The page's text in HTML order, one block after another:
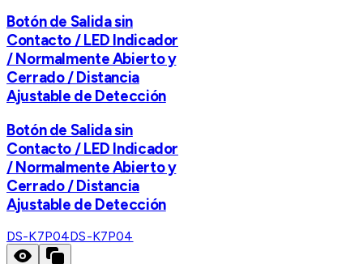
Botón de Salida sin
Contacto / LED Indicador
/ Normalmente Abierto y
Cerrado / Distancia
Ajustable de Detección
Botón de Salida sin
Contacto / LED Indicador
/ Normalmente Abierto y
Cerrado / Distancia
Ajustable de Detección
DS-K7P04DS-K7P04